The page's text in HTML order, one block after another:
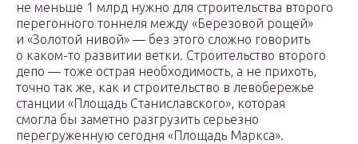
не меньше 1 млрд нужно для строительства второго
перегонного тоннеля между «Березовой рощей»
и «Золотой нивой» — без этого сложно говорить
о каком-то развитии ветки. Строительство второго
депо — тоже острая необходимость, а не прихоть,
точно так же, как и строительство в левобережье
станции «Площадь Станиславского», которая
смогла бы заметно разгрузить серьезно
перегруженную сегодня «Площадь Маркса».